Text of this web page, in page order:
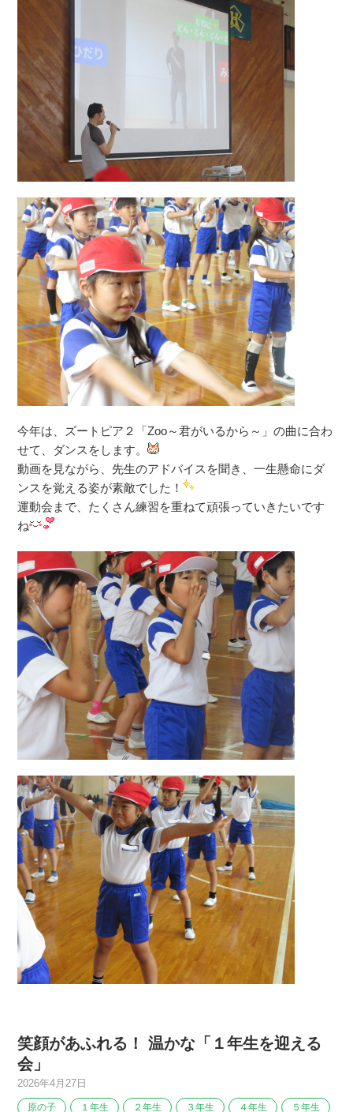
今年は、ズートピア２「Zoo～君がいるから～」の曲に合わ
せて、ダンスをします。
動画を見ながら、先生のアドバイスを聞き、一生懸命にダ
ンスを覚える姿が素敵でした！
運動会まで、たくさん練習を重ねて頑張っていきたいです
ね
笑顔があふれる！ 温かな「１年生を迎える
会」
2026年4月27日
原の子 １年生 ２年生 ３年生 ４年生 ５年生